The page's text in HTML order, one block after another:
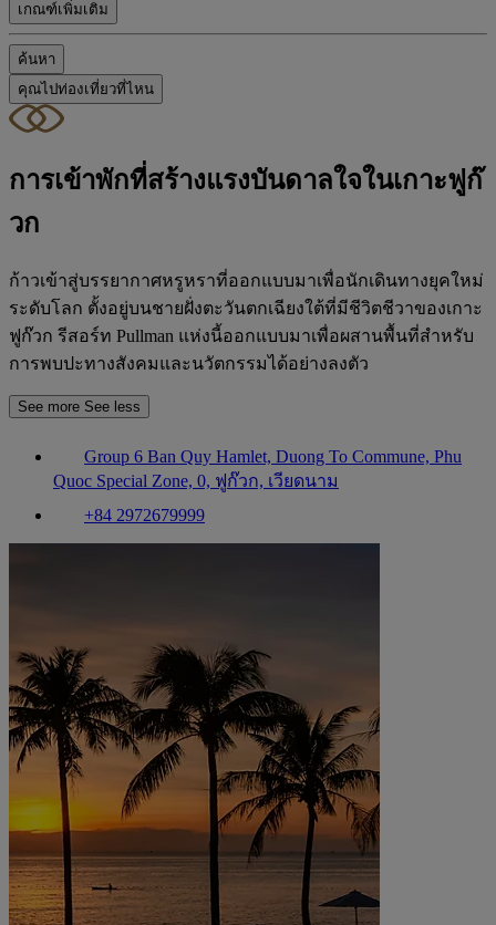
เกณฑ์เพิ่มเติม
ค้นหา
คุณไปท่องเที่ยวที่ไหน
การเข้าพักที่สร้างแรงบันดาลใจในเกาะฟูก๊
วก
ก้าวเข้าสู่บรรยากาศหรูหราที่ออกแบบมาเพื่อนักเดินทางยุคใหม่
ระดับโลก ตั้งอยู่บนชายฝั่งตะวันตกเฉียงใต้ที่มีชีวิตชีวาของเกาะ
ฟูก๊วก รีสอร์ท Pullman แห่งนี้ออกแบบมาเพื่อผสานพื้นที่สำหรับ
การพบปะทางสังคมและนวัตกรรมได้อย่างลงตัว
See more See less
Group 6 Ban Quy Hamlet, Duong To Commune, Phu
Quoc Special Zone, 0, ฟูก๊วก, เวียดนาม
+84 2972679999